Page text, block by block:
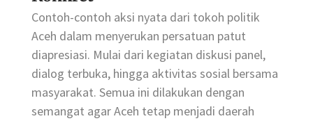
Contoh-contoh aksi nyata dari tokoh politik
Aceh dalam menyerukan persatuan patut
diapresiasi. Mulai dari kegiatan diskusi panel,
dialog terbuka, hingga aktivitas sosial bersama
masyarakat. Semua ini dilakukan dengan
semangat agar Aceh tetap menjadi daerah